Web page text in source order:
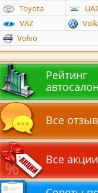
Toyota
VAZ
Volvo
Рейтинг
Все
Все акции